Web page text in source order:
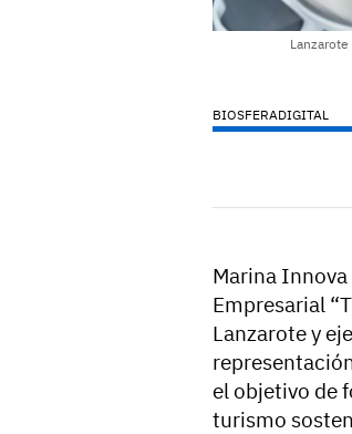
BIOSFERADIGITAL
Marina
Empresarial
Lanzarote y
el objetivo de
turismo